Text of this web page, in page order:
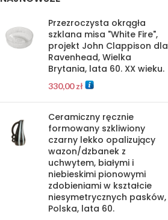
Przezroczysta okrągła
szklana misa "White Fire",
projekt John Clappison dla
Ravenhead, Wielka
Brytania, lata 60. XX wieku.
330,00zł
Ceramiczny ręcznie
formowany szkliwiony
czarny lekko opalizujący
wazon/dzbanek z
uchwytem, białymi i
niebieskimi pionowymi
zdobieniami w kształcie
niesymetrycznych pasków,
Polska, lata 60.